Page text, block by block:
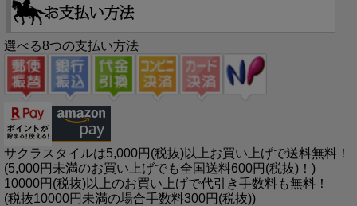
選べる8つの支払い方法
サクラスタイルは5,000円(税抜)以上お買い上げで送料無料！
(5,000円未満のお買い上げでも全国送料600円(税抜)！)
10000円(税抜)以上のお買い上げで代引き手数料も無料！
(税抜10000円未満の場合手数料300円(税抜))